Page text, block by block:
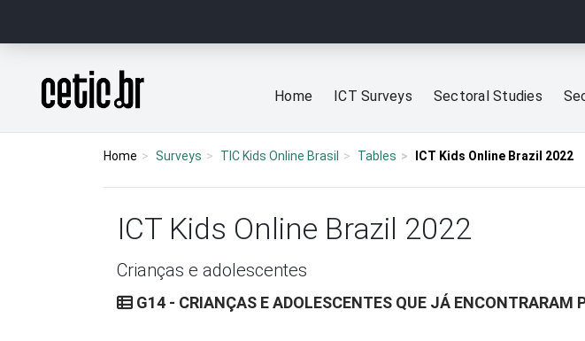
Página inicial
Home ICT Surveys Sectoral Studies
Home Surveys TIC Kids Online Brasil Tables ICT Kids Online Brazil 2022
ICT Kids Online Brazil 2022
Crianças e adolescentes
G14 - CRIANÇAS E ADOLESCENTES QUE JÁ